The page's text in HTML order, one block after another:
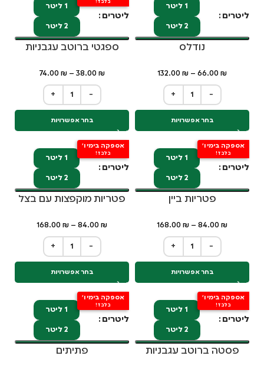
ליטרים
1 ליטר
2 ליטר
נודלס
66.00 ₪
–
132.00 ₪
+ −
בחר אפשרויות
בלבד!
ליטרים
1 ליטר
2 ליטר
ספגטי ברוטב עגבניות
38.00 ₪
–
74.00 ₪
+ −
בחר אפשרויות
אספקה בימי ו'
בלבד!
ליטרים
1 ליטר
2 ליטר
פטריות ביין
84.00 ₪
–
168.00 ₪
+ −
בחר אפשרויות
אספקה בימי ו'
בלבד!
ליטרים
1 ליטר
2 ליטר
פטריות מוקפצות עם בצל
84.00 ₪
–
168.00 ₪
+ −
בחר אפשרויות
אספקה בימי ו'
בלבד!
ליטרים
1 ליטר
2 ליטר
פסטה ברוטב עגבניות
אספקה בימי ו'
בלבד!
ליטרים
1 ליטר
2 ליטר
פתיתים